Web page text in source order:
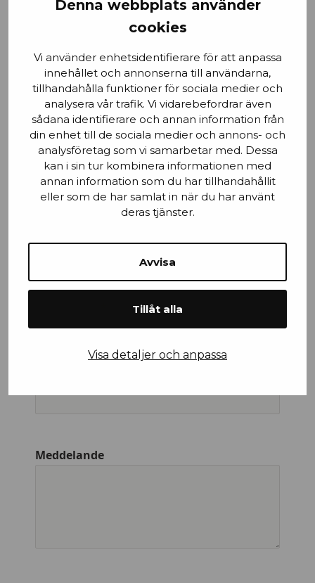
Denna webbplats använder
cookies
Vi använder enhetsidentifierare för att anpassa
innehållet och annonserna till användarna,
tillhandahålla funktioner för sociala medier och
analysera vår trafik. Vi vidarebefordrar även
sådana identifierare och annan information från
din enhet till de sociala medier och annons- och
analysföretag som vi samarbetar med. Dessa
kan i sin tur kombinera informationen med
annan information som du har tillhandahållit
eller som de har samlat in när du har använt
deras tjänster.
Avvisa
Tillåt alla
Visa detaljer och anpassa
Stad
Mobilnummer
Meddelande